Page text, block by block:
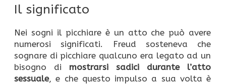
Il significato
Nei sogni il picchiare è un atto che può avere
numerosi significati. Freud sosteneva che
sognare di picchiare qualcuno era legato ad un
bisogno di mostrarsi sadici durante l’atto
sessuale, e che questo impulso a sua volta è